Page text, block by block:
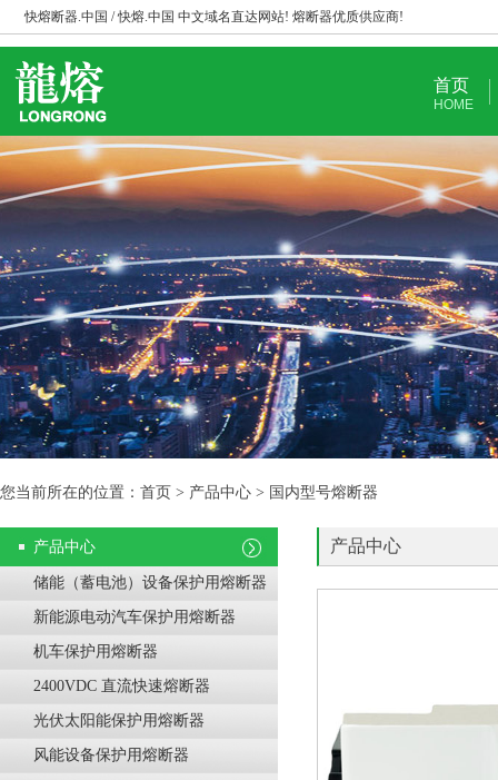
快熔断器.中国 / 快熔.中国 中文域名直达网站! 熔断器优质供应商!
首页
HOME
您当前所在的位置：首页 > 产品中心 > 国内型号熔断器
产品中心
储能（蓄电池）设备保护用熔断器
新能源电动汽车保护用熔断器
机车保护用熔断器
2400VDC 直流快速熔断器
光伏太阳能保护用熔断器
风能设备保护用熔断器
产品中心